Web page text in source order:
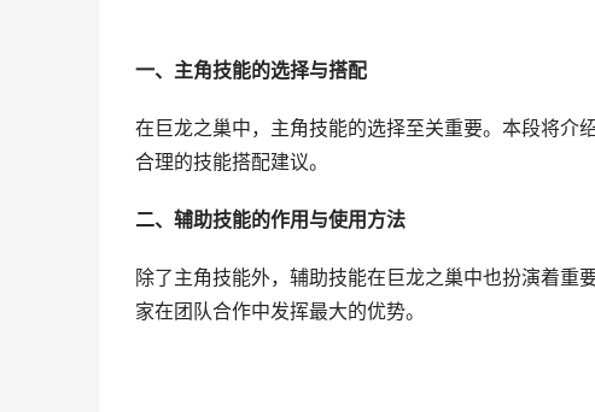
一、主角技能的选择与搭配
在巨龙之巢中，主角技能的选择至关重要。本段将介
合理的技能搭配建议。
二、辅助技能的作用与使用方法
除了主角技能外，辅助技能在巨龙之巢中也扮演着
家在团队合作中发挥最大的优势。